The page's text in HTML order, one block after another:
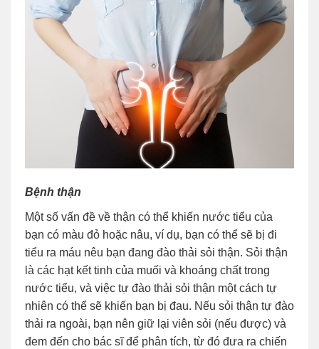
Bệnh thận
Một số vấn đề về thận có thể khiến nước tiểu của
bạn có màu đỏ hoặc nâu, ví dụ, bạn có thể sẽ bị đi
tiểu ra máu nêu bạn đang đào thải sỏi thận. Sỏi thận
là các hạt kết tinh của muối và khoáng chất trong
nước tiểu, và việc tự đào thải sỏi thận một cách tự
nhiên có thể sẽ khiến bạn bị đau. Nếu sỏi thận tự đào
thải ra ngoài, bạn nên giữ lại viên sỏi (nếu được) và
đem đến cho bác sĩ để phân tích, từ đó đưa ra chiến